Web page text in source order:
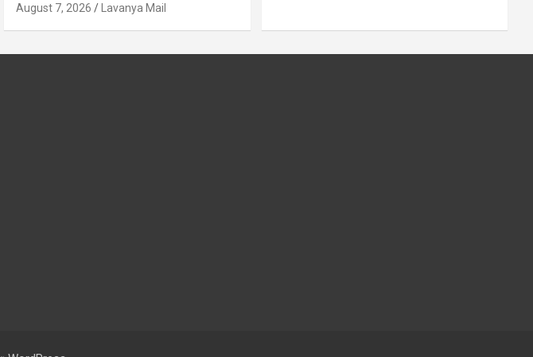
August 7, 2026 Lavanya Mail